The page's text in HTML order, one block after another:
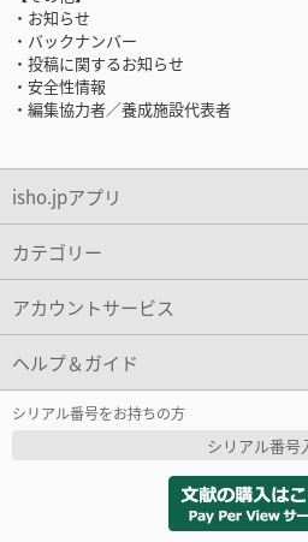
・お知らせ
・バックナンバー
・投稿に関するお知らせ
・安全性情報
・編集協力者／養成施設代表者
isho.jpアプリ
カテゴリー
アカウントサービス
ヘルプ＆ガイド
シリアル番号をお持ちの方
シリアル番号